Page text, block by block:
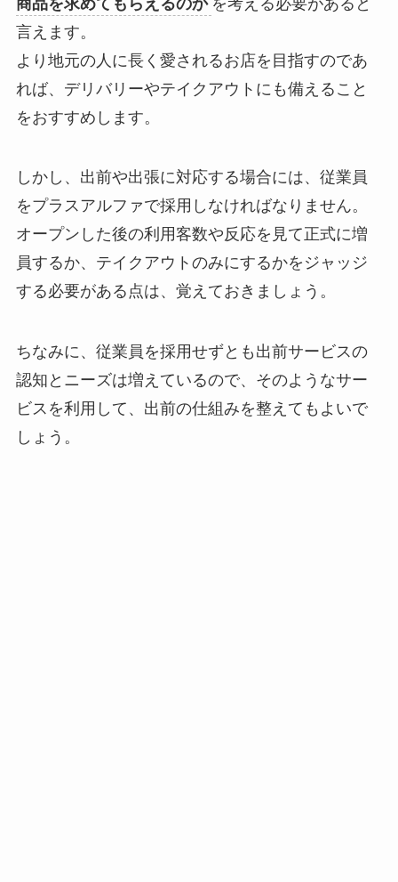
言えます。
より地元の人に長く愛されるお店を目指すのであ
れば、 デリバリーやテイクアウトにも備えること
をおすすめします。
しかし、出前や出張に対応する場合には、従業員
をプラスアルファで採用しなければなりません。
オープンした後の利用客数や反応を見て正式に増
員するか、テイクアウトのみにするかをジャッジ
する必要がある点は、覚えておきましょう。
ちなみに、従業員を採用せずとも出前サービスの
認知とニーズは増えているので、そのようなサー
ビスを利用して、出前の仕組みを整えてもよいで
しょう。